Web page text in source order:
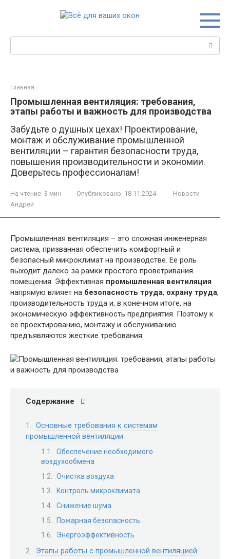
Главная
Промышленная вентиляция: требования,
этапы работы и важность для производства
Забудьте о душных цехах! Проектирование,
монтаж и обслуживание промышленной
вентиляции – гарантия безопасности труда,
повышения производительности и экономии.
Доверьтесь профессионалам!
На чтение: 3 мин Опубликовано: 18.11.2024
Новости
Андрей
Промышленная вентиляция – это сложная инженерная
система, призванная обеспечить комфортный и
безопасный микроклимат на производстве. Ее роль
выходит далеко за рамки простого проветривания
помещения. Эффективная промышленная вентиляция
напрямую влияет на безопасность труда, охрану труда,
производительность труда и, в конечном итоге, на
экономическую эффективность предприятия. Поэтому к
ее проектированию, монтажу и обслуживанию
предъявляются жесткие требования.
Содержание
Основные требования к системам
промышленной вентиляции
Обеспечение необходимого
воздухообмена
Очистка воздуха
Контроль микроклимата
Снижение шума
Пожарная безопасность
Энергоэффективность
Этапы работы с промышленной вентиляцией